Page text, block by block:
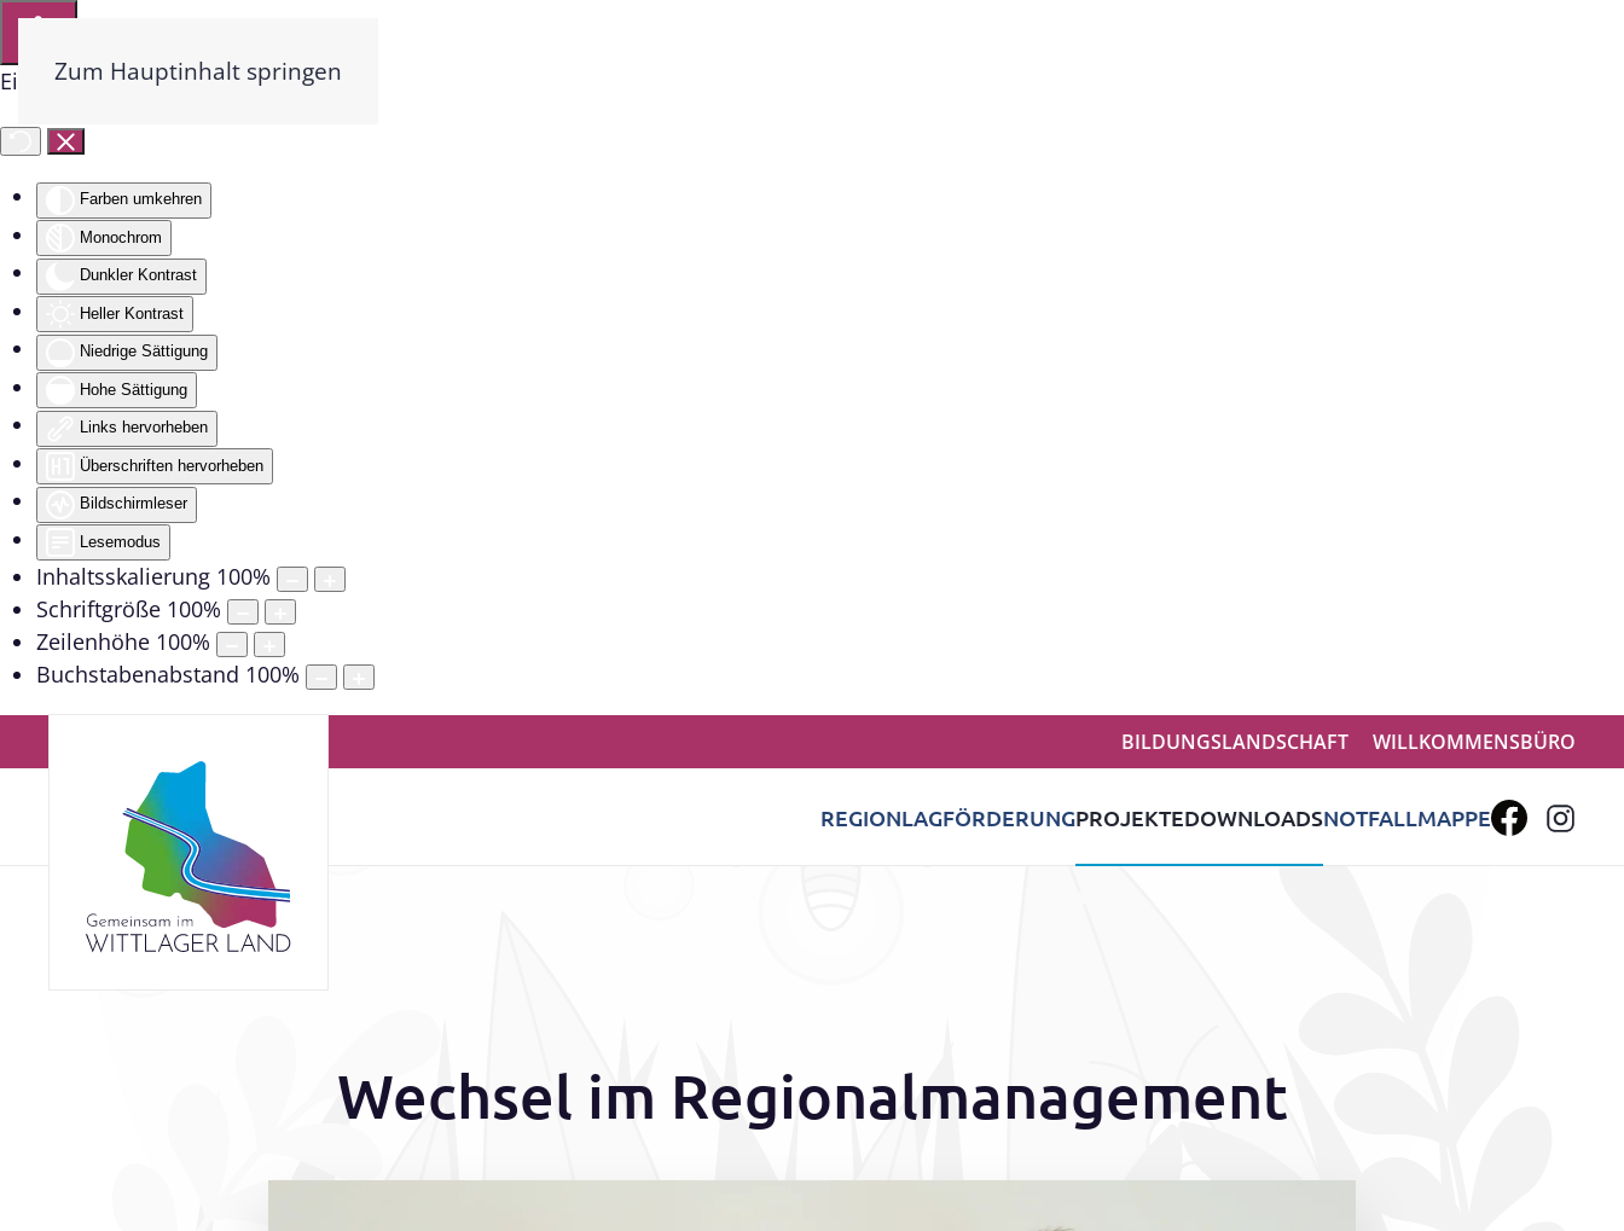
Eingabehilfen öffnen
Farben umkehren
Monochrom
Dunkler Kontrast
Heller Kontrast
Niedrige Sättigung
Hohe Sättigung
Links hervorheben
Überschriften hervorheben
Bildschirmleser
Lesemodus
Inhaltsskalierung 100%
Schriftgröße 100%
Zeilenhöhe 100%
Buchstabenabstand 100%
Zum Hauptinhalt springen
BILDUNGSLANDSCHAFT WILLKOMMENSBÜRO
REGIONLAGFÖRDERUNGPROJEKTEDOWNLOADSNOTFALLMAPPE
Wechsel im Regionalmanagement